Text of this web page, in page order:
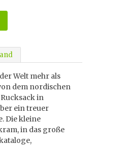
Welt mehr als
dem nordischen
in
ein treuer
Die kleine
in das große